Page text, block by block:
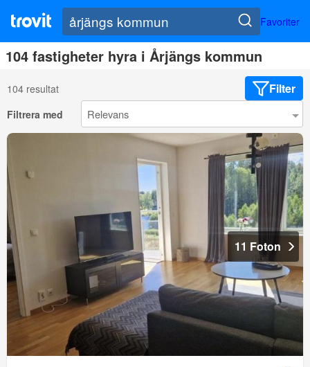
Favoriter
104 fastigheter hyra i Årjängs kommun
104 resultat Filter
Filtrera med
11 Foton